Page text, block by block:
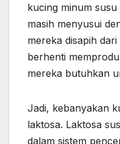
kucing minum
masih menyusui
mereka disapih
berhenti
mereka butuhkan
Jadi, kebanyakan
laktosa. Laktosa
dalam sistem